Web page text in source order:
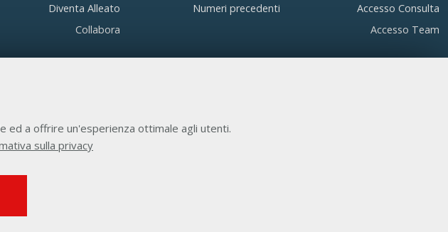
ed a offrire un'esperienza ottimale agli utenti.
sulla privacy
Diventa Alleato
Collabora
Numeri precedenti
Accesso Consulta
Accesso Team